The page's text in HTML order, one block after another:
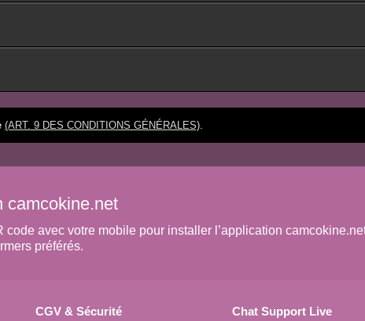
(ART. 9 DES CONDITIONS GÉNÉRALES).
camcokine.net
code avec votre mobile pour installer l’application
préférés.
CGV & Sécurité Chat Support Live